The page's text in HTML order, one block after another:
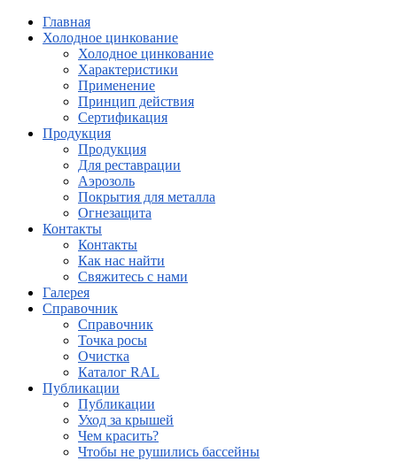
Главная
Холодное цинкование
Холодное цинкование
Характеристики
Применение
Принцип действия
Сертификация
Продукция
Продукция
Для реставрации
Аэрозоль
Покрытия для металла
Огнезащита
Контакты
Контакты
Как нас найти
Свяжитесь с нами
Галерея
Справочник
Справочник
Точка росы
Очистка
Каталог RAL
Публикации
Публикации
Уход за крышей
Чем красить?
Чтобы не рушились бассейны